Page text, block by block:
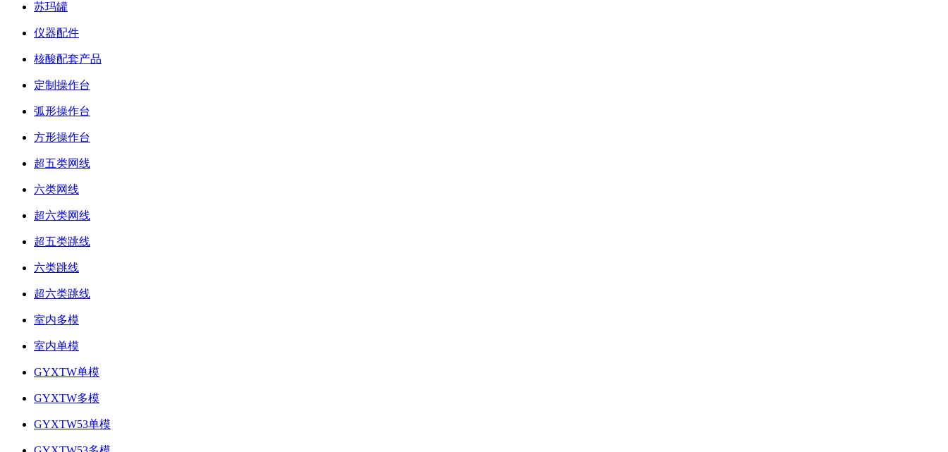
苏玛罐
仪器配件
核酸配套产品
定制操作台
弧形操作台
方形操作台
超五类网线
六类网线
超六类网线
超五类跳线
六类跳线
超六类跳线
室内多模
室内单模
GYXTW单模
GYXTW多模
GYXTW53单模